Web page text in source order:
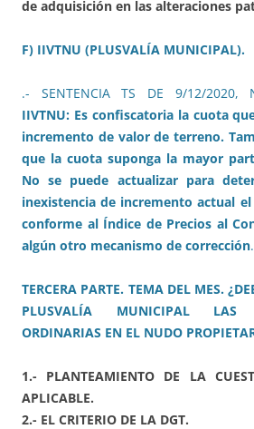
de adquisición en las alteraciones
F) IIVTNU (PLUSVALÍA MUNICIPAL).
.- SENTENCIA TS DE 9/12/2020,
IIVTNU: Es confiscatoria la cuota
incremento de valor de terreno.
que la cuota suponga la mayor
No se puede actualizar para
inexistencia de incremento actual
conforme al Índice de Precios al
algún otro mecanismo de corrección.
TERCERA PARTE. TEMA DEL MES.
PLUSVALÍA MUNICIPAL LAS
ORDINARIAS EN EL NUDO
1.- PLANTEAMIENTO DE LA
APLICABLE.
2.- EL CRITERIO DE LA DGT.